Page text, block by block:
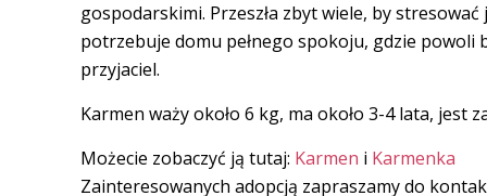
gospodarskimi. Przeszła zbyt wiele, by
potrzebuje domu pełnego spokoju, gdzie powoli
przyjaciel.
Karmen waży około 6 kg, ma około 3-4 lata, jest
Możecie zobaczyć ją tutaj: Karmen i Karmenka
Zainteresowanych adopcją zapraszamy do